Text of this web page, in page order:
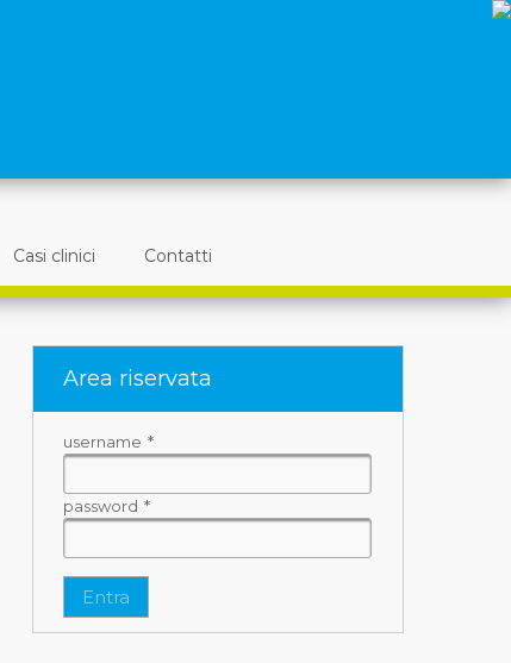
Casi clinici Contatti
Area riservata
username *
password *
Entra